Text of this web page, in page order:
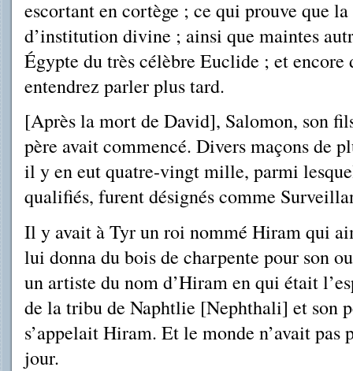
escortant en cortège ; ce qui prouve que
d’institution divine ; ainsi que maintes
Égypte du très célèbre Euclide ; et encore
entendrez parler plus tard.
[Après la mort de David], Salomon, son
père avait commencé. Divers maçons de
il y en eut quatre-vingt mille, parmi
qualifiés, furent désignés comme
Il y avait à Tyr un roi nommé Hiram qui
lui donna du bois de charpente pour son
un artiste du nom d’Hiram en qui était
de la tribu de Naphtlie [Nephthali] et son
s’appelait Hiram. Et le monde n’avait pas
jour.